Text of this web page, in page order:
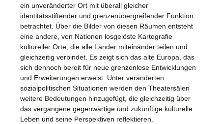
ein unveränderter Ort mit überall gleicher
identitätsstiftender und grenzenübergreifender Funktion
betrachtet. Über die Bilder von diesen Räumen entsteht
eine andere, von Nationen losgelöste Kartografie
kultureller Orte, die alle Länder miteinander teilen und
gleichzeitig verbindet. Es zeigt sich das alte Europa, das
sich dennoch bereit für neue grenzenlose Entwicklungen
und Erweiterungen erweist. Unter veränderten
sozialpolitischen Situationen werden den Theatersälen
weitere Bedeutungen hinzugefügt, die gleichzeitig über
das vergangene gegenwärtige und zukünftige kulturelle
Leben und seine Perspektiven reflektieren.